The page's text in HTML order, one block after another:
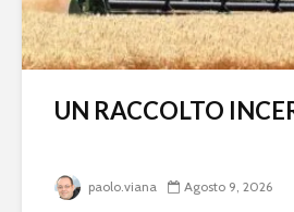
UN RACCOLTO
paolo.viana Agosto 9, 2026